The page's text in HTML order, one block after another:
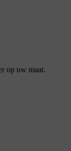
op uw maat.